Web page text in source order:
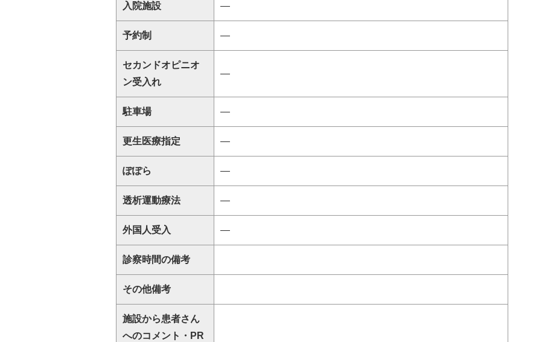
入院施設 ―
予約制 ―
セカンドオピニオ
ン受入れ
―
駐車場 ―
更生医療指定 ―
ぽぽら ―
透析運動療法 ―
外国人受入 ―
診察時間の備考
その他備考
施設から患者さん
へのコメント・PR